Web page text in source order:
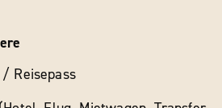
Reisepass